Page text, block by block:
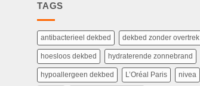
TAGS
antibacterieel dekbed dekbed zonder overtrek
hoesloos dekbed hydraterende zonnebrand
hypoallergeen dekbed L’Oréal Paris nivea